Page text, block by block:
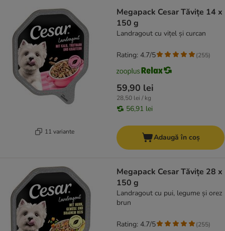
11 variante
Megapack Cesar Tăvițe 14 x
150 g
Landragout cu vițel și curcan
59,90 lei
28,50 lei / kg
56,91 lei
Rating: 4.7/5 (255)
Adaugă în coș
Megapack Cesar Tăvițe 28 x
150 g
Landragout cu pui, legume și orez
brun
Rating: 4.7/5 (255)